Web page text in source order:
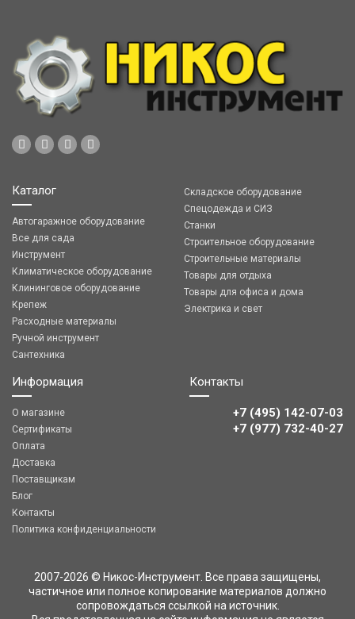
Каталог
Автогаражное оборудование
Все для сада
Инструмент
Климатическое оборудование
Клининговое оборудование
Крепеж
Расходные материалы
Ручной инструмент
Сантехника
Складское оборудование
Спецодежда и СИЗ
Станки
Строительное оборудование
Строительные материалы
Товары для отдыха
Товары для офиса и дома
Электрика и свет
Информация
О магазине
Сертификаты
Оплата
Доставка
Поставщикам
Блог
Контакты
Политика конфиденциальности
Контакты
+7 (495) 142-07-03
‎‎+7 (977) 732-40-27
2007-2026 © Никос-Инструмент. Все права защищены,
частичное или полное копирование материалов должно
сопровождаться ссылкой на источник.